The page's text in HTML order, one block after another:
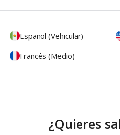
Español (Vehicular)
Francés (Medio)
¿Quieres